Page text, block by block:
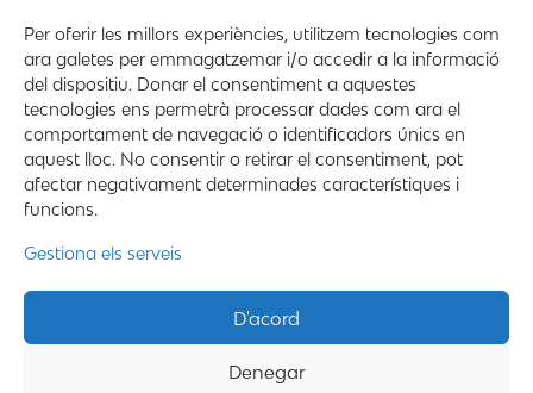
Per oferir les millors experiències, utilitzem tecnologies com
ara galetes per emmagatzemar i/o accedir a la informació
del dispositiu. Donar el consentiment a aquestes
tecnologies ens permetrà processar dades com ara el
comportament de navegació o identificadors únics en
aquest lloc. No consentir o retirar el consentiment, pot
afectar negativament determinades característiques i
funcions.
Gestiona els serveis
D'acord
Denegar
2019 – 2026 © All rigths reserved
Desing by ©Flutter